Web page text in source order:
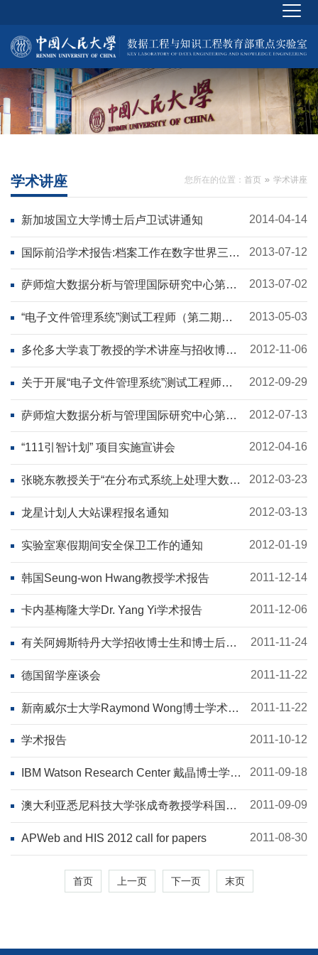
您所在的位置： 首页 学术讲座
学术讲座
新加坡国立大学博士后卢卫试讲通知 2014-04-14
国际前沿学术报告:档案工作在数字世界三个
领域拓展面临的挑战
2013-07-12
萨师煊大数据分析与管理国际研究中心第二
届大数据分析与管理国际研讨会
2013-07-02
“电子文件管理系统”测试工程师（第二期）
培训通知
2013-05-03
多伦多大学袁丁教授的学术讲座与招收博士
生通知
2012-11-06
关于开展“电子文件管理系统”测试工程师培
训的通知
2012-09-29
萨师煊大数据分析与管理国际研究中心第一
届大数据分析与管理国际研讨会
2012-07-13
“111引智计划” 项目实施宣讲会 2012-04-16
张晓东教授关于“在分布式系统上处理大数据
的两个关键技术”的报告
2012-03-23
龙星计划人大站课程报名通知 2012-03-13
实验室寒假期间安全保卫工作的通知 2012-01-19
韩国Seung-won Hwang教授学术报告 2011-12-14
卡内基梅隆大学Dr. Yang Yi学术报告 2011-12-06
有关阿姆斯特丹大学招收博士生和博士后的
信息
2011-11-24
德国留学座谈会 2011-11-22
新南威尔士大学Raymond Wong博士学术报
告
2011-11-22
学术报告 2011-10-12
IBM Watson Research Center 戴晶博士学术
报告
2011-09-18
澳大利亚悉尼科技大学张成奇教授学科国际
前沿学术讲座
2011-09-09
APWeb and HIS 2012 call for papers 2011-08-30
首页 上一页 下一页 末页